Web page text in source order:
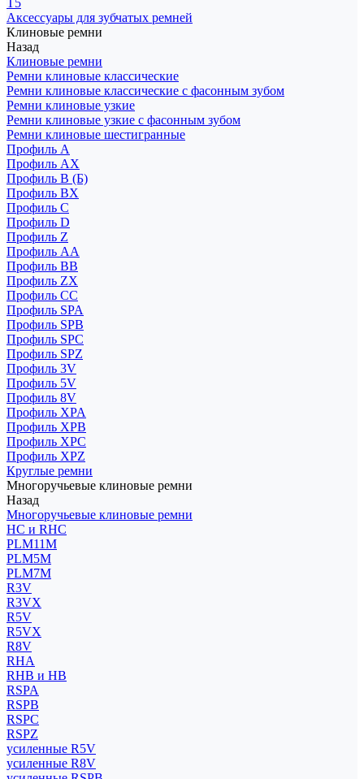
T5
Аксессуары для зубчатых ремней
Клиновые ремни
Назад
Клиновые ремни
Ремни клиновые классические
Ремни клиновые классические с фасонным зубом
Ремни клиновые узкие
Ремни клиновые узкие с фасонным зубом
Ремни клиновые шестигранные
Профиль A
Профиль AX
Профиль B (Б)
Профиль BX
Профиль C
Профиль D
Профиль Z
Профиль АА
Профиль BB
Профиль ZX
Профиль CC
Профиль SPA
Профиль SPB
Профиль SPC
Профиль SPZ
Профиль 3V
Профиль 5V
Профиль 8V
Профиль XPA
Профиль XPB
Профиль XPC
Профиль XPZ
Круглые ремни
Многоручьевые клиновые ремни
Назад
Многоручьевые клиновые ремни
HC и RHC
PLM11M
PLM5M
PLM7M
R3V
R3VX
R5V
R5VX
R8V
RHA
RHB и HB
RSPA
RSPB
RSPC
RSPZ
усиленные R5V
усиленные R8V